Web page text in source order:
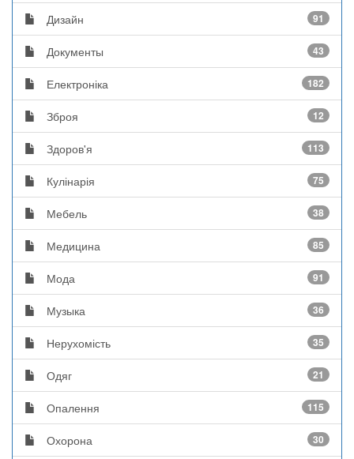
Дизайн 91
Документы 43
Електроніка 182
Зброя 12
Здоров'я 113
Кулінарія 75
Мебель 38
Медицина 85
Мода 91
Музыка 36
Нерухомість 35
Одяг 21
Опалення 115
Охорона 30